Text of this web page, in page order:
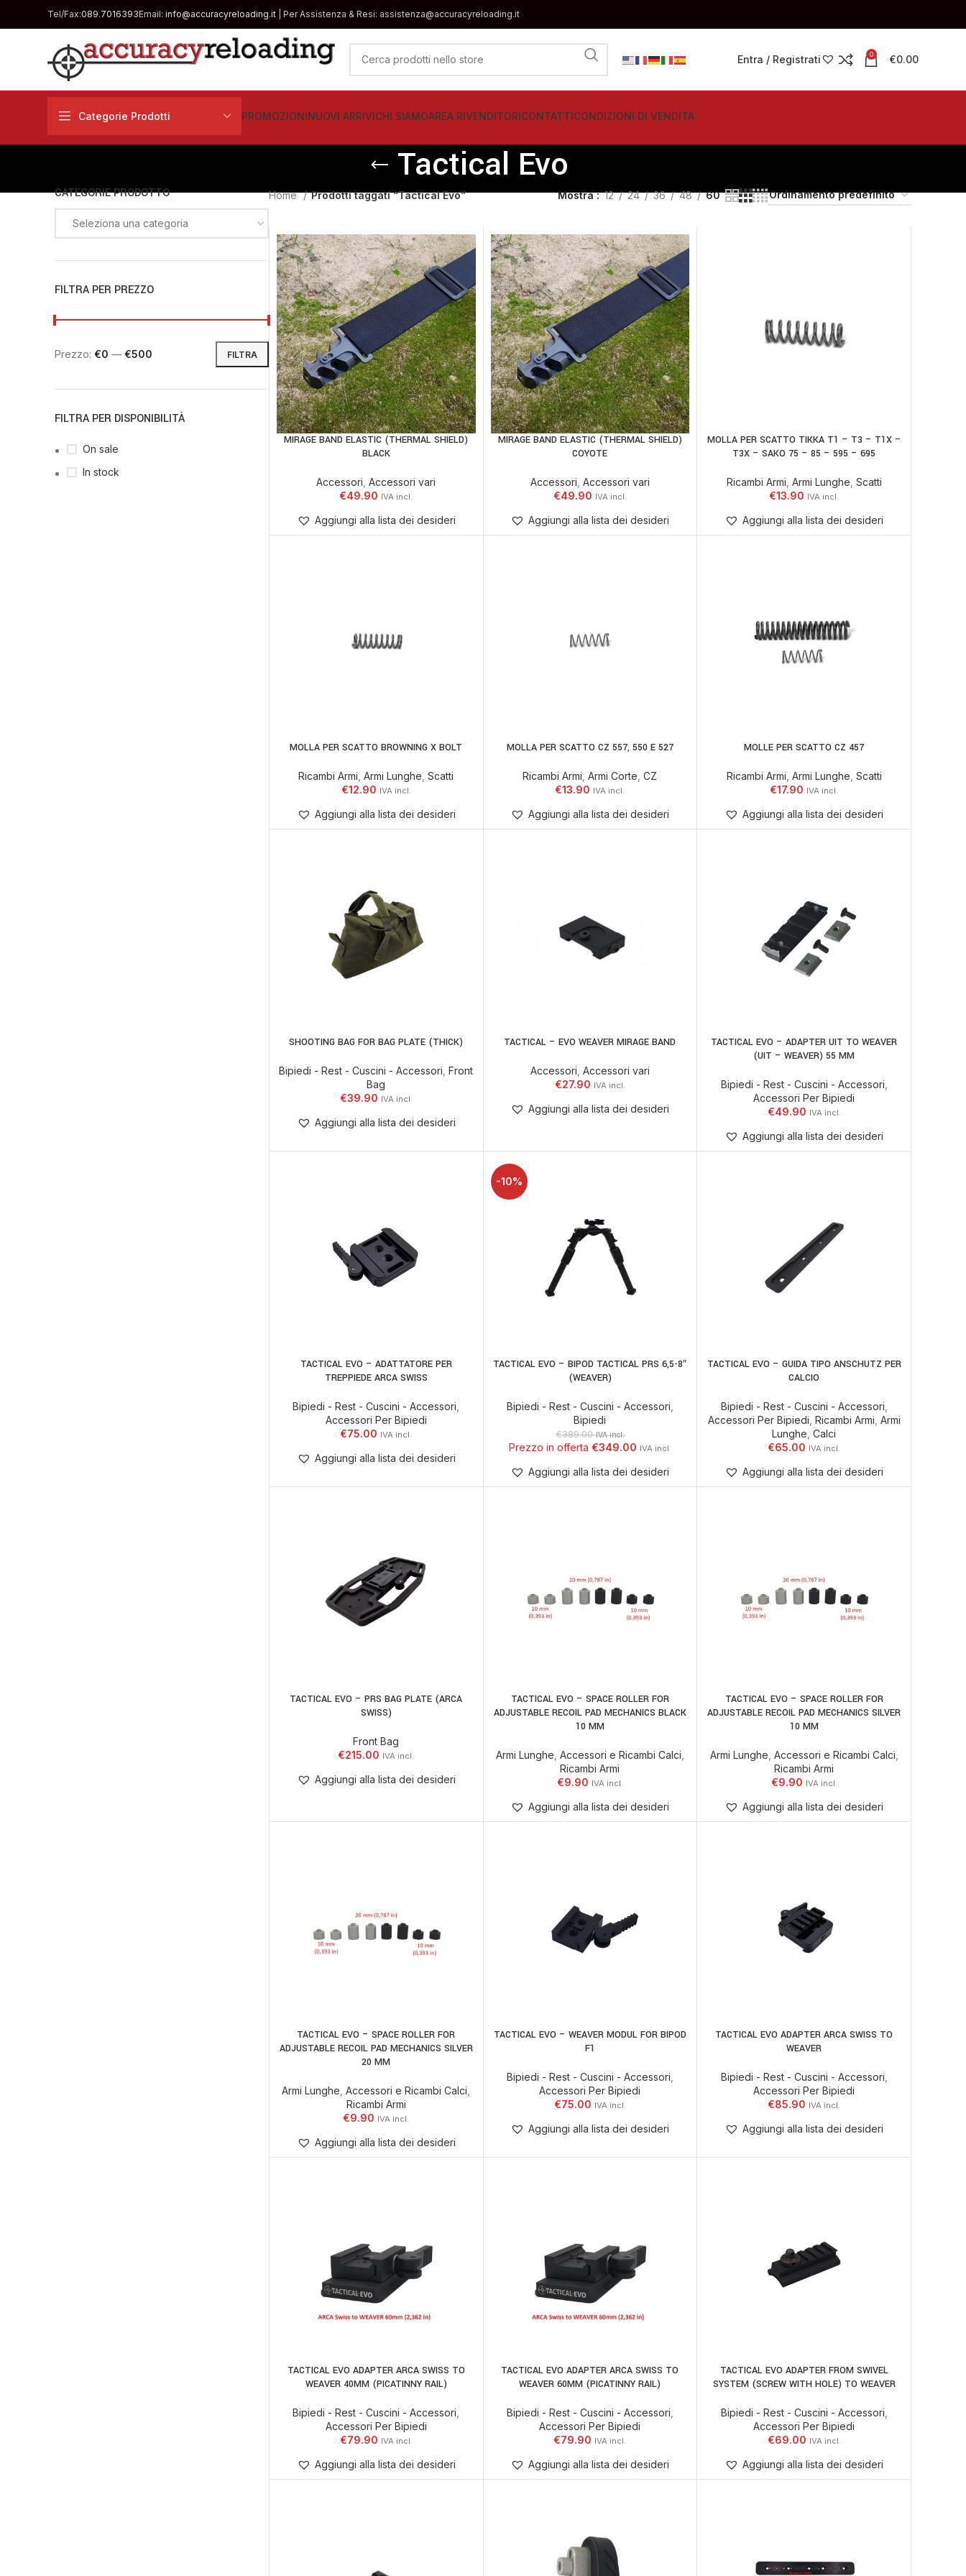
Tel/Fax:089.7016393Email: info@accuracyreloading.it | Per Assistenza & Resi: assistenza@accuracyreloading.it
Entra / Registrati 0 €0.00
Categorie Prodotti PROMOZIONINUOVI ARRIVICHI SIAMOAREA RIVENDITORICONTATTICONDIZIONI DI VENDITA
Tactical Evo
CATEGORIE PRODOTTO
Seleziona una categoria
FILTRA PER PREZZO
FILTRA
Prezzo: €0 — €500
FILTRA PER DISPONIBILITÀ
On sale
In stock
Home Prodotti taggati “Tactical Evo” Mostra 12 24 36 48 60
AGGIUNGI AL CARRELLO
MIRAGE BAND ELASTIC (THERMAL SHIELD)
BLACK
Accessori ,Accessori vari
€49.90
Aggiungi alla lista dei desideri
AGGIUNGI AL CARRELLO
MIRAGE BAND ELASTIC (THERMAL SHIELD)
COYOTE
Accessori Accessori vari
€49.90
Aggiungi alla lista dei desideri
AGGIUNGI AL CARRELLO
MOLLA PER SCATTO TIKKA T1 – T3 – T1X –
T3X – SAKO 75 – 85 – 595 – 695
Ricambi Armi Armi Lunghe Scatti
€13.90
Aggiungi alla lista dei desideri
AGGIUNGI AL CARRELLO
MOLLA PER SCATTO BROWNING X BOLT
Ricambi Armi ,Armi Lunghe ,Scatti
€12.90
Aggiungi alla lista dei desideri
AGGIUNGI AL CARRELLO
MOLLA PER SCATTO CZ 557, 550 E 527
Ricambi Armi ,Armi Corte ,CZ
€13.90
Aggiungi alla lista dei desideri
AGGIUNGI AL CARRELLO
MOLLE PER SCATTO CZ 457
Ricambi Armi Armi Lunghe Scatti
€17.90
Aggiungi alla lista dei desideri
AGGIUNGI AL CARRELLO
SHOOTING BAG FOR BAG PLATE (THICK)
Bipiedi - Rest - Cuscini - Accessori ,Front
Bag
€39.90
Aggiungi alla lista dei desideri
AGGIUNGI AL CARRELLO
TACTICAL – EVO WEAVER MIRAGE BAND
Accessori Accessori vari
€27.90
Aggiungi alla lista dei desideri
AGGIUNGI AL CARRELLO
TACTICAL EVO – ADAPTER UIT TO WEAVER
(UIT – WEAVER) 55 MM
Bipiedi - Rest - Cuscini - Accessori
Accessori Per Bipiedi
€49.90
Aggiungi alla lista dei desideri
AGGIUNGI AL CARRELLO
TACTICAL EVO – ADATTATORE PER
TREPPIEDE ARCA SWISS
Bipiedi - Rest - Cuscini - Accessori
Accessori Per Bipiedi
€75.00
Aggiungi alla lista dei desideri
-10%
AGGIUNGI AL CARRELLO
TACTICAL EVO – BIPOD TACTICAL PRS 6,5-8″
(WEAVER)
Bipiedi - Rest - Cuscini - Accessori
Bipiedi
€389.00 IVA incl.
€349.00
Aggiungi alla lista dei desideri
AGGIUNGI AL CARRELLO
TACTICAL EVO – GUIDA TIPO ANSCHUTZ PER
CALCIO
Bipiedi - Rest - Cuscini - Accessori
Accessori Per Bipiedi Ricambi Armi Armi
Lunghe ,Calci
€65.00
Aggiungi alla lista dei desideri
AGGIUNGI AL CARRELLO
TACTICAL EVO – PRS BAG PLATE (ARCA
SWISS)
Front Bag
€215.00
Aggiungi alla lista dei desideri
AGGIUNGI AL CARRELLO
TACTICAL EVO – SPACE ROLLER FOR
ADJUSTABLE RECOIL PAD MECHANICS BLACK
10 MM
Armi Lunghe Accessori e Ricambi Calci
Ricambi Armi
€9.90
Aggiungi alla lista dei desideri
AGGIUNGI AL CARRELLO
TACTICAL EVO – SPACE ROLLER FOR
ADJUSTABLE RECOIL PAD MECHANICS SILVER
10 MM
Armi Lunghe Accessori e Ricambi Calci
Ricambi Armi
€9.90
Aggiungi alla lista dei desideri
AGGIUNGI AL CARRELLO
TACTICAL EVO – SPACE ROLLER FOR
ADJUSTABLE RECOIL PAD MECHANICS SILVER
20 MM
Armi Lunghe ,Accessori e Ricambi Calci
Ricambi Armi
€9.90
Aggiungi alla lista dei desideri
AGGIUNGI AL CARRELLO
TACTICAL EVO – WEAVER MODUL FOR BIPOD
F1
Bipiedi - Rest - Cuscini - Accessori
Accessori Per Bipiedi
€75.00
Aggiungi alla lista dei desideri
AGGIUNGI AL CARRELLO
TACTICAL EVO ADAPTER ARCA SWISS TO
WEAVER
Bipiedi - Rest - Cuscini - Accessori
Accessori Per Bipiedi
€85.90
Aggiungi alla lista dei desideri
AGGIUNGI AL CARRELLO
TACTICAL EVO ADAPTER ARCA SWISS TO
WEAVER 40MM (PICATINNY RAIL)
Bipiedi - Rest - Cuscini - Accessori
Accessori Per Bipiedi
€79.90
Aggiungi alla lista dei desideri
AGGIUNGI AL CARRELLO
TACTICAL EVO ADAPTER ARCA SWISS TO
WEAVER 60MM (PICATINNY RAIL)
Bipiedi - Rest - Cuscini - Accessori
Accessori Per Bipiedi
€79.90
Aggiungi alla lista dei desideri
AGGIUNGI AL CARRELLO
TACTICAL EVO ADAPTER FROM SWIVEL
SYSTEM (SCREW WITH HOLE) TO WEAVER
Bipiedi - Rest - Cuscini - Accessori
Accessori Per Bipiedi
€69.00
Aggiungi alla lista dei desideri